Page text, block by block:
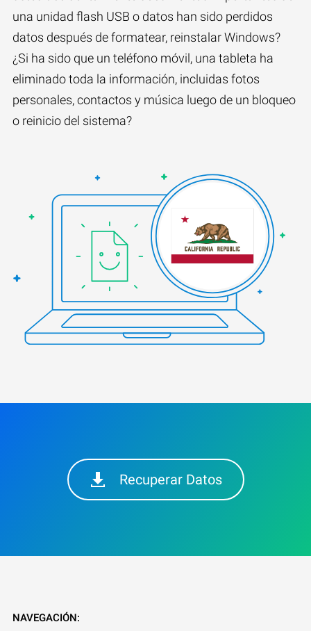
una unidad flash USB o datos han sido perdidos
datos después de formatear, reinstalar Windows?
¿Si ha sido que un teléfono móvil, una tableta ha
eliminado toda la información, incluidas fotos
personales, contactos y música luego de un bloqueo
o reinicio del sistema?
Recuperar Datos
NAVEGACIÓN: